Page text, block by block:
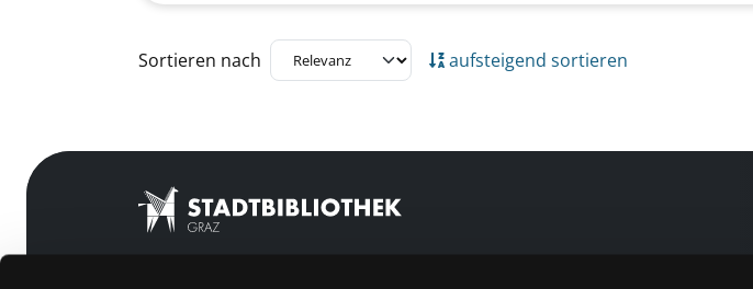
Zu den Suchfiltern springen
Sortieren nach aufsteigend sortieren